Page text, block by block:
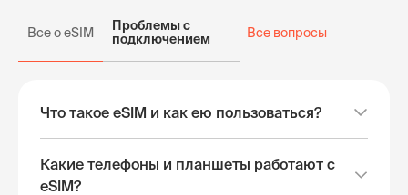
Все о eSIM
Проблемы с
подключением
Все вопросы
Что такое eSIM и как ею пользоваться?
Какие телефоны и планшеты работают с
eSIM?